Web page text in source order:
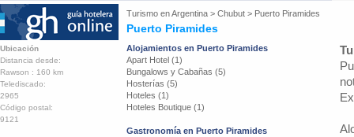
Turismo enArgentina > Chubut > Puerto Piramides
Puerto Piramides
Ubicación
Distancia desde:
Rawson : 160 km
Telediscado:
2965
Código postal:
9121
Alojamientos en Puerto Piramides
Apart Hotel (1)
Bungalows y Cabañas (5)
Hosterías (5)
Hoteles (1)
Hoteles Boutique (1)
Gastronomía en Puerto Piramides